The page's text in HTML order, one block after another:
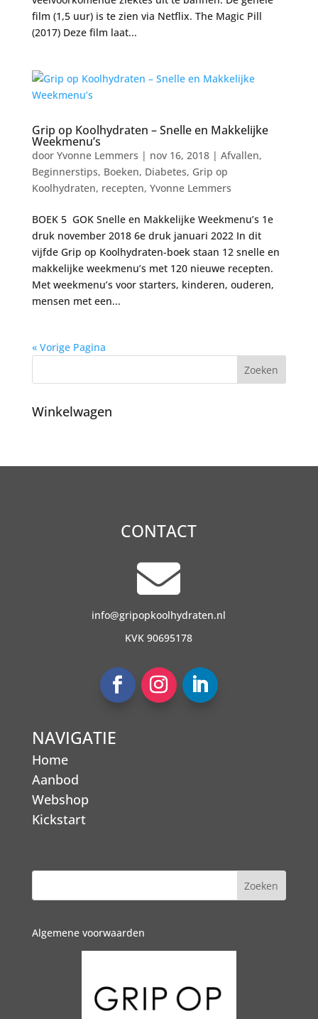
film (1,5 uur) is te zien via Netflix. The Magic Pill
(2017) Deze film laat...
Grip op Koolhydraten – Snelle en Makkelijke
Weekmenu’s
door Yvonne Lemmers | nov 16, 2018| Afvallen,
Beginnerstips, Boeken, Diabetes, Grip op
Koolhydraten, recepten, Yvonne Lemmers
BOEK 5 GOK Snelle en Makkelijke Weekmenu’s 1e
druk november 2018 6e druk januari 2022 In dit
vijfde Grip op Koolhydraten-boek staan 12 snelle en
makkelijke weekmenu’s met 120 nieuwe recepten.
Met weekmenu’s voor starters, kinderen, ouderen,
mensen met een...
« Vorige Pagina
Winkelwagen
CONTACT

info@gripopkoolhydraten.nl
KVK 90695178
NAVIGATIE
Home
Aanbod
Webshop
Kickstart
Algemene voorwaarden